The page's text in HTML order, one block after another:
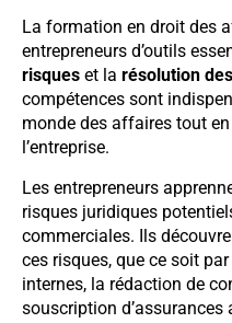
La formation en droit des
entrepreneurs d’outils
risques et la résolution
compétences sont
monde des affaires tout
l’entreprise.
Les entrepreneurs
risques juridiques
commerciales. Ils
ces risques, que ce soit
internes, la rédaction de
souscription d’assurances